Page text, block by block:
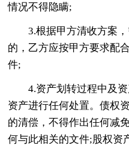
情况不得隐瞒;
3.根据甲方清收方案
的，乙方应按甲方要求配
件;
4.资产划转过程中及
资产进行任何处置。债权
的清偿，不得作出任何减
何与此相关的文件;股权资